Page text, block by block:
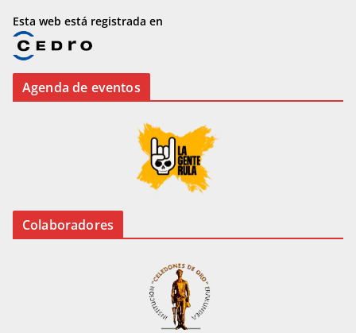
Esta web está registrada en
Agenda de eventos
Colaboradores